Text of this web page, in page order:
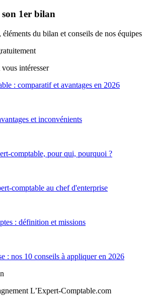
1er bilan
du bilan et conseils de nos équipes
vous intéresser
: comparatif et avantages en 2026
et inconvénients
comptable, pour qui, pourquoi ?
comptable au chef d'enterprise
: définition et missions
: nos 10 conseils à appliquer en 2026
L’Expert-Comptable.com